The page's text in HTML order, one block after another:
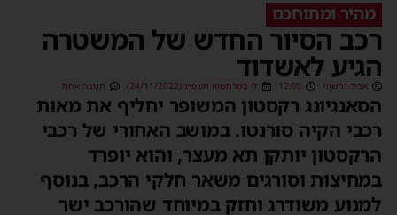
מהיר ומתוחכם
הסיור החדש של המשטרה
לאשדוד
אביב נחשוני 12:00 ל׳ במרחשוון תשפ״ג (24/11/2022) תגובה אחת
רקסטון המשופר יחליף את מאות
הקיה סורנטו. במושב האחורי של רכבי
יותקן תא מעצר, והוא יופרד
וסורגים משאר חלקי הרכב, בנוסף
משודרג וחזק במיוחד שהורכב ישר